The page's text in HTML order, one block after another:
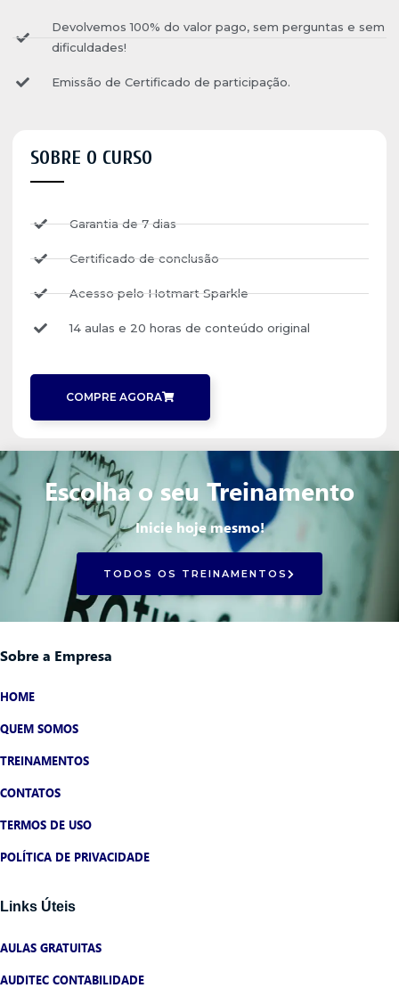
Devolvemos 100% do valor pago, sem perguntas e sem
dificuldades!
Emissão de Certificado de participação.
SOBRE O CURSO
Garantia de 7 dias
Certificado de conclusão
Acesso pelo Hotmart Sparkle
14 aulas e 20 horas de conteúdo original
COMPRE AGORA
Escolha o seu Treinamento
Inicie hoje mesmo!
TODOS OS TREINAMENTOS
Sobre a Empresa
HOME
QUEM SOMOS
TREINAMENTOS
CONTATOS
TERMOS DE USO
POLÍTICA DE PRIVACIDADE
Links Úteis
AULAS GRATUITAS
AUDITEC CONTABILIDADE